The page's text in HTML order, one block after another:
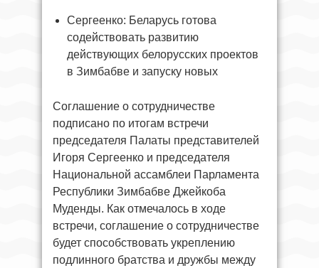
Сергеенко: Беларусь готова
содействовать развитию
действующих белорусских проектов
в Зимбабве и запуску новых
Соглашение о сотрудничестве
подписано по итогам встречи
председателя Палаты представителей
Игоря Сергеенко и председателя
Национальной ассамблеи Парламента
Республики Зимбабве Джейкоба
Муденды. Как отмечалось в ходе
встречи, соглашение о сотрудничестве
будет способствовать укреплению
подлинного братства и дружбы между